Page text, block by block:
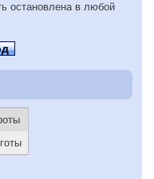
остановлена в любой